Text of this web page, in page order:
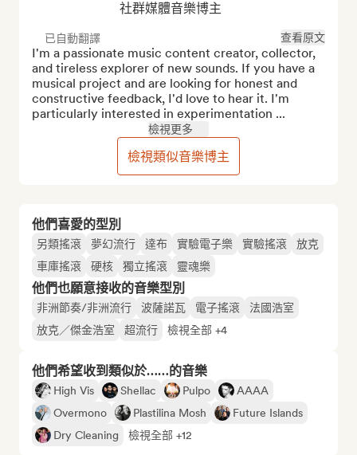
他們喜愛的型別
另類搖滾 夢幻流行 達布 實驗電子樂 實驗搖滾
放克
車庫搖滾
硬核 獨立搖滾 靈魂樂
他們也願意接收的音樂型別
非洲節奏/非洲流行 波薩諾瓦 電子搖滾
法國浩室
放克／傑金浩室
超流行 檢視全部 +4
他們希望收到類似於……的音樂
High Vis Shellac Pulpo
AAAA
Overmono
Plastilina Mosh
Future Islands
Dry Cleaning
檢視全部 +12
社群媒體音樂博主
已自動翻譯 查看原文
I'm a passionate music content creator, collector,
and tireless explorer of new sounds. If you have a
musical project and are looking for honest and
constructive feedback, I'd love to hear it. I'm
particularly interested in experimentation ...
檢視更多
檢視類似音樂博主